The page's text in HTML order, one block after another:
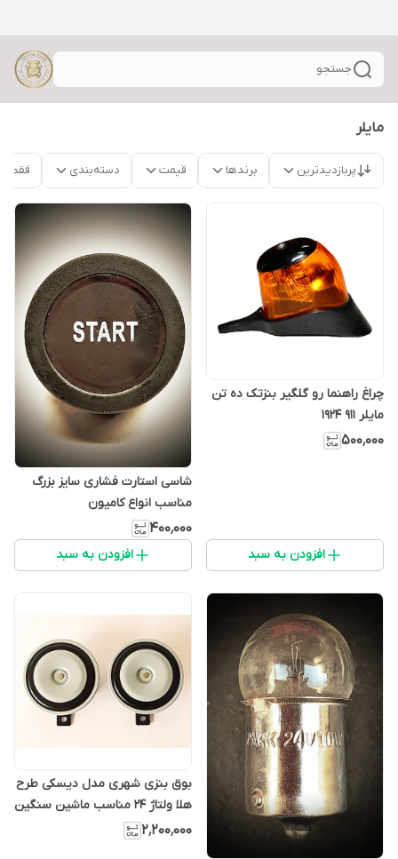
جستجو
مایلر
پربازدیدترین برندها قیمت دسته‌بندی فقط
چراغ راهنما رو گلگیر بنزتک ده تن
مایلر ۹۱۱ ۱۹۲۴
۵۰۰٬۰۰۰
افزودن به سبد
شاسی استارت فشاری سایز بزرگ
مناسب انواع کامیون
۴۰۰٬۰۰۰
افزودن به سبد
بوق بنزی شهری مدل دیسکی طرح
هلا ولتاژ 24 مناسب ماشین سنگین
۲٬۲۰۰٬۰۰۰